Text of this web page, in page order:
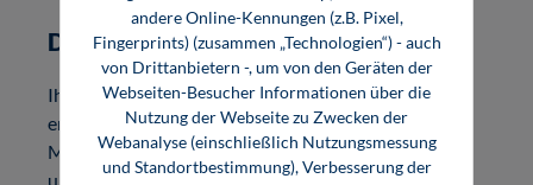
Digitale Formate
Ihre Publikation wird als E-Book im Format PDF
erscheinen. Ein Wasserzeichen (Digital Rights
Management) schützt die E-Book-Datei gegen
unrechtmäßige Verwendung. Der buchbegleitende,
andere Online-Kennungen (z.B. Pixel,
Fingerprints) (zusammen „Technologien“) - auch
von Drittanbietern -, um von den Geräten der
Webseiten-Besucher Informationen über die
Nutzung der Webseite zu Zwecken der
Webanalyse (einschließlich Nutzungsmessung
und Standortbestimmung), Verbesserung der